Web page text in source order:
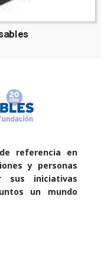
referencia en
y personas
sus iniciativas
un mundo